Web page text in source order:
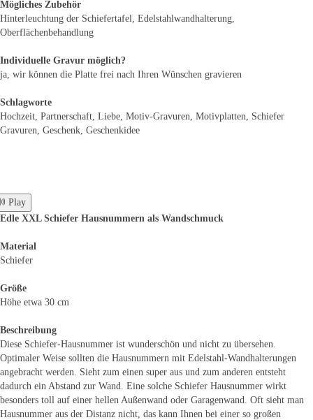
Mögliches Zubehör
Hinterleuchtung der Schiefertafel, Edelstahlwandhalterung,
Oberflächenbehandlung
Individuelle Gravur möglich?
ja, wir können die Platte frei nach Ihren Wünschen gravieren
Schlagworte
Hochzeit, Partnerschaft, Liebe, Motiv-Gravuren, Motivplatten, Schiefer
Gravuren, Geschenk, Geschenkidee
Play
Edle XXL Schiefer Hausnummern als Wandschmuck
Material
Schiefer
Größe
Höhe etwa 30 cm
Beschreibung
Diese Schiefer-Hausnummer ist wunderschön und nicht zu übersehen.
Optimaler Weise sollten die Hausnummern mit Edelstahl-Wandhalterungen
angebracht werden. Sieht zum einen super aus und zum anderen entsteht
dadurch ein Abstand zur Wand. Eine solche Schiefer Hausnummer wirkt
besonders toll auf einer hellen Außenwand oder Garagenwand. Oft sieht man
Hausnummer aus der Distanz nicht, das kann Ihnen bei einer so großen